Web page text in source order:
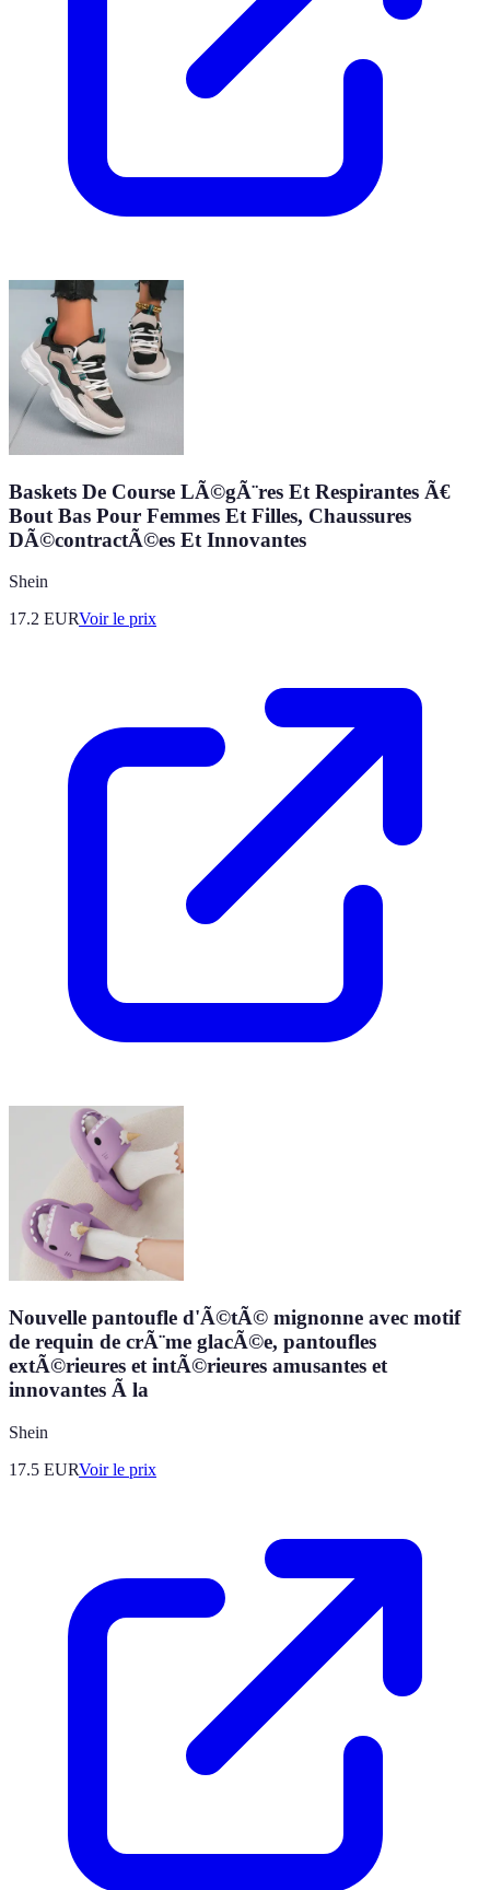
Baskets De Course LÃ©gÃ¨res Et Respirantes Ã€
Bout Bas Pour Femmes Et Filles, Chaussures
DÃ©contractÃ©es Et Innovantes
Shein
17.2 EURVoir le prix
Nouvelle pantoufle d'Ã©tÃ© mignonne avec motif
de requin de crÃ¨me glacÃ©e, pantoufles
extÃ©rieures et intÃ©rieures amusantes et
innovantes Ã la
Shein
17.5 EURVoir le prix